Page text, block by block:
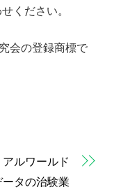
ください。
会の登録商標で
アルワールド
ータの治験業